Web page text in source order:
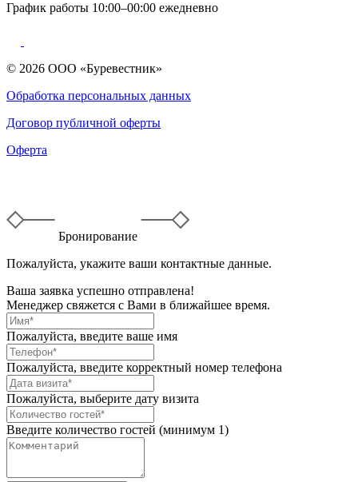
График работы 10:00–00:00 ежедневно
© 2026 ООО «Буревестник»
Обработка персональных данных
Договор публичной оферты
Оферта
Бронирование
Пожалуйста, укажите ваши контактные данные.
Ваша заявка успешно отправлена!
Менеджер свяжется с Вами в ближайшее время.
Пожалуйста, введите ваше имя
Пожалуйста, введите корректный номер телефона
Пожалуйста, выберите дату визита
Введите количество гостей (минимум 1)